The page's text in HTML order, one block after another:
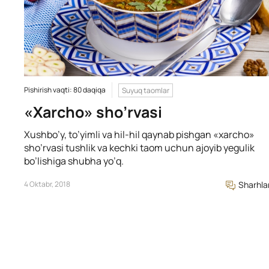
Pishirish vaqti: 80 daqiqa Suyuq taomlar
«Xarcho» sho’rvasi
Xushbo’y, to’yimli va hil-hil qaynab pishgan «xarcho»
sho’rvasi tushlik va kechki taom uchun ajoyib yegulik
bo’lishiga shubha yo’q.
4 Oktabr, 2018